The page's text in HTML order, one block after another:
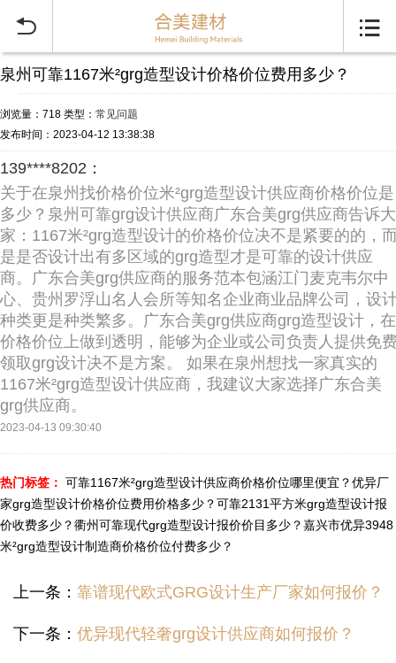
 
泉州可靠1167米²grg造型设计价格价位费用多少？
浏览量：718 类型： 常见问题
发布时间：2023-04-12 13:38:38
139****8202：
关于在泉州找价格价位米²grg造型设计供应商价格价位是
多少？泉州可靠grg设计供应商广东合美grg供应商告诉大
家：1167米²grg造型设计的价格价位决不是紧要的的，
是是否设计出有多区域的grg造型才是可靠的设计供应
商。广东合美grg供应商的服务范本包涵江门麦克韦尔中
心、贵州罗浮山名人会所等知名企业商业品牌公司，设
种类更是种类繁多。广东合美grg供应商grg造型设计，在
价格价位上做到透明，能够为企业或公司负责人提供免
领取grg设计决不是方案。 如果在泉州想找一家真实的
1167米²grg造型设计供应商，我建议大家选择广东合美
grg供应商。
2023-04-13 09:30:40
热门标签： 可靠1167米²grg造型设计供应商价格价位哪里便宜？优异厂
家grg造型设计价格价位费用价格多少？可靠2131平方米grg造型设计报
价收费多少？衢州可靠现代grg造型设计报价价目多少？嘉兴市优异3948
米²grg造型设计制造商价格价位付费多少？
上一条： 靠谱现代欧式GRG设计生产厂家如何报价？
下一条： 优异现代轻奢grg设计供应商如何报价？